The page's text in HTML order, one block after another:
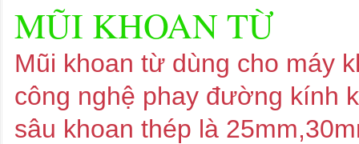
MŨI KHOAN TỪ
Mũi khoan từ dùng cho máy
công nghệ phay đường kính
sâu khoan thép là